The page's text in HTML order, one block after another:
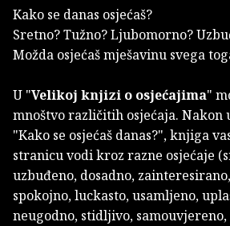
Kako se danas osjećaš?
Sretno? Tužno? Ljubomorno?
Možda osjećaš mješavinu svega
U "Velikoj knjizi o osjećajima"
mnoštvo različitih osjećaja. Nakon
"Kako se osjećaš danas?", knjiga
stranicu vodi kroz razne osjećaje
uzbuđeno, dosadno,
spokojno, luckasto, usamljeno,
neugodno, stidljivo,